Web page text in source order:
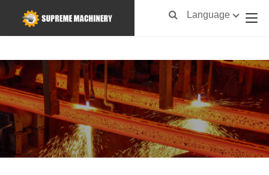
Language